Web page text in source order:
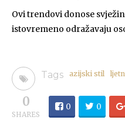
Ovi trendovi donose
istovremeno odražavaju
Tags azijski stil
0
SHARES
0 0